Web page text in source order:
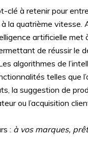
clé à retenir pour
la quatrième vitesse.
artificielle met
de réussir le
algorithmes de
telles que
la suggestion de
ou l’acquisition
: à vos marques,